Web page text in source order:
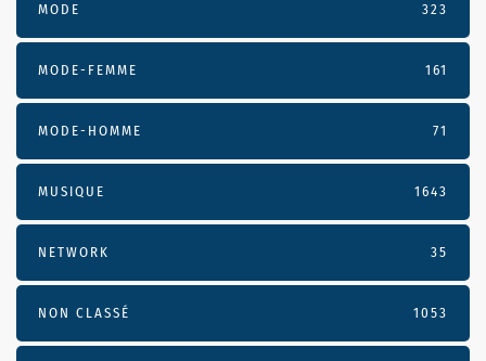
MODE 323
MODE-FEMME 161
MODE-HOMME 71
MUSIQUE 1643
NETWORK 35
NON CLASSÉ 1053